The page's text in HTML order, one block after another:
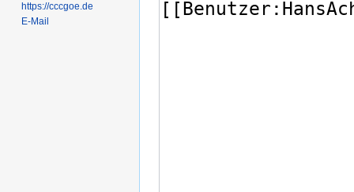
https://cccgoe.de
E-Mail